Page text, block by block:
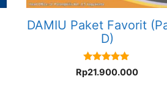
DAMIU Paket Favorit
D)
5.00
out of 5
Rp21.900.000